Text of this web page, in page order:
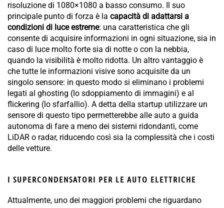
risoluzione di 1080×1080 a basso consumo. Il suo
principale punto di forza è la capacità di adattarsi a
condizioni di luce estreme: una caratteristica che gli
consente di acquisire informazioni in ogni situazione, sia in
caso di luce molto forte sia di notte o con la nebbia,
quando la visibilità è molto ridotta. Un altro vantaggio è
che tutte le informazioni visive sono acquisite da un
singolo sensore: in questo modo si eliminano i problemi
legati al ghosting (lo sdoppiamento di immagini) e al
flickering (lo sfarfallio). A detta della startup utilizzare un
sensore di questo tipo permetterebbe alle auto a guida
autonoma di fare a meno dei sistemi ridondanti, come
LiDAR o radar, riducendo così sia la complessità che i costi
delle vetture.
I SUPERCONDENSATORI PER LE AUTO ELETTRICHE
Attualmente, uno dei maggiori problemi che riguardano